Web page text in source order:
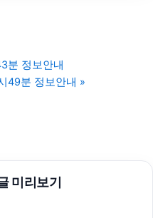
아고다할인코드
서울암요양병원
분 정보안내
49분 정보안내 »
미리보기